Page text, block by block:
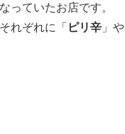
っていたお店です。
れぞれに「 ピリ辛 」や